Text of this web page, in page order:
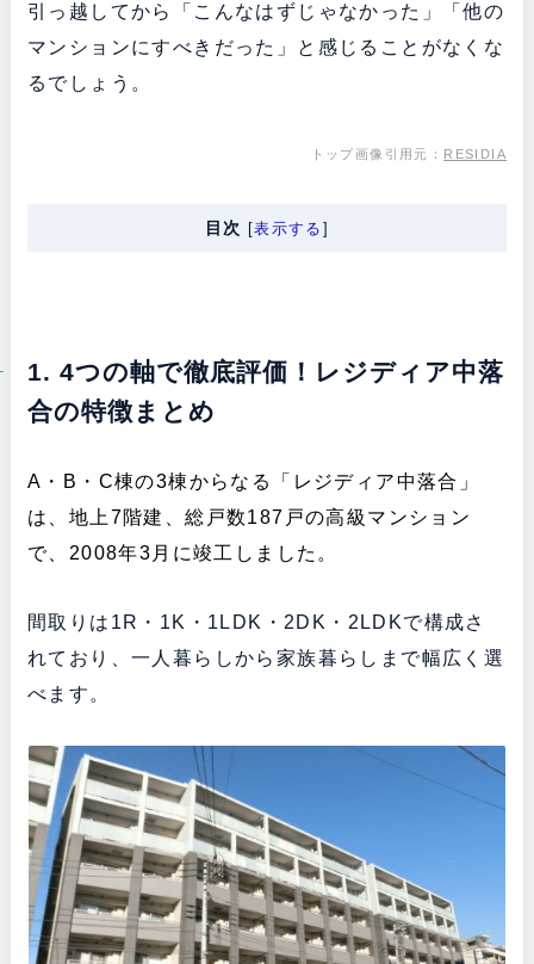
引っ越してから「こんなはずじゃなかった」「他の
マンションにすべきだった」と感じることがなくな
るでしょう。
トップ画像引用元： RESIDIA
目次 [表示する
1. 4つの軸で徹底評価！レジディア中落
合の特徴まとめ
A・B・C棟の3棟からなる「レジディア中落合」
は、地上7階建、総戸数187戸の高級マンション
で、2008年3月に竣工しました。
間取りは1R・1K・1LDK・2DK・2LDKで構成さ
れており、一人暮らしから家族暮らしまで幅広く選
べます。